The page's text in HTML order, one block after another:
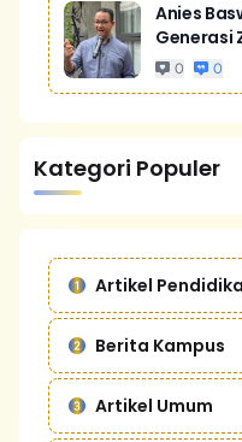
Anies
Generasi
0 0
Kategori Populer
Artikel
Berita Kampus
Artikel Umum